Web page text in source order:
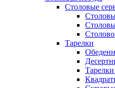
Столовые
Тарелки